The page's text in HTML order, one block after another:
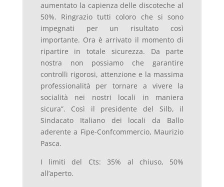
aumentato la capienza delle discoteche al
50%. Ringrazio tutti coloro che si sono
impegnati per un risultato così
importante. Ora è arrivato il momento di
ripartire in totale sicurezza. Da parte
nostra non possiamo che garantire
controlli rigorosi, attenzione e la massima
professionalità per tornare a vivere la
socialità nei nostri locali in maniera
sicura”. Così il presidente del Silb, il
Sindacato Italiano dei locali da Ballo
aderente a Fipe-Confcommercio, Maurizio
Pasca.
I limiti del Cts: 35% al chiuso, 50%
all’aperto.